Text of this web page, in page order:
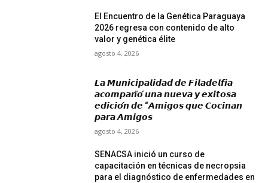
El Encuentro de la Genética Paraguaya
2026 regresa con contenido de alto
valor y genética élite
agosto 4, 2026
𝙇𝙖 𝙈𝙪𝙣𝙞𝙘𝙞𝙥𝙖𝙡𝙞𝙙𝙖𝙙 𝙙𝙚 𝙁𝙞𝙡𝙖𝙙𝙚𝙡𝙛𝙞𝙖
𝙖𝙘𝙤𝙢𝙥𝙖𝙣̃𝙤́ 𝙪𝙣𝙖 𝙣𝙪𝙚𝙫𝙖 𝙮 𝙚𝙭𝙞𝙩𝙤𝙨𝙖
𝙚𝙙𝙞𝙘𝙞𝙤́𝙣 𝙙𝙚 “𝘼𝙢𝙞𝙜𝙤𝙨 𝙦𝙪𝙚 𝘾𝙤𝙘𝙞𝙣𝙖𝙣
𝙥𝙖𝙧𝙖 𝘼𝙢𝙞𝙜𝙤𝙨
agosto 4, 2026
SENACSA inició un curso de
capacitación en técnicas de necropsia
para el diagnóstico de enfermedades en